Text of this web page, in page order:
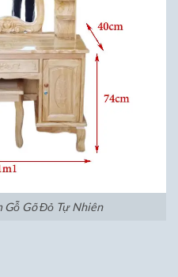
Gỗ Gõ Đỏ Tự Nhiên